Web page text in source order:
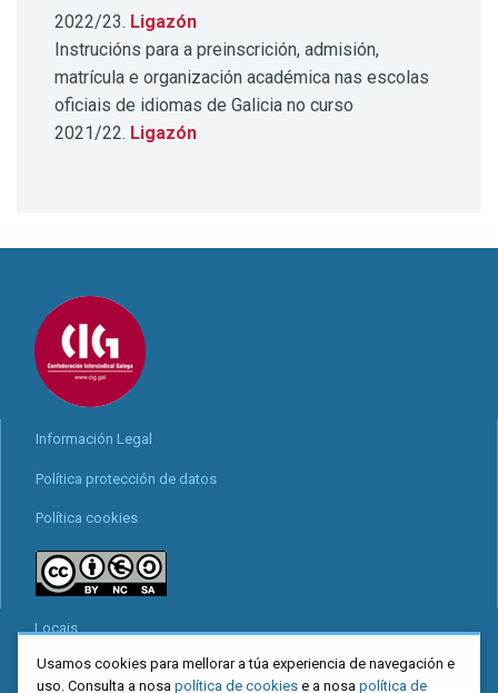
2022/23. Ligazón
Instrucións para a preinscrición, admisión,
matrícula e organización académica nas escolas
oficiais de idiomas de Galicia no curso
2021/22. Ligazón
Información Legal
Política protección de datos
Política cookies
Locais
Mapa web
Usamos cookies para mellorar a túa experiencia de navegación e
uso. Consulta a nosa política de cookies e a nosa política de